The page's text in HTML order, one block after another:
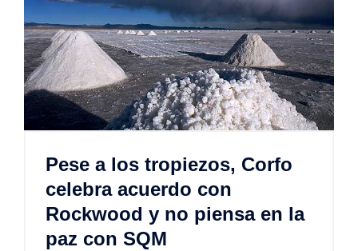
Pese a los tropiezos, Corfo
celebra acuerdo con
Rockwood y no piensa en la
paz con SQM